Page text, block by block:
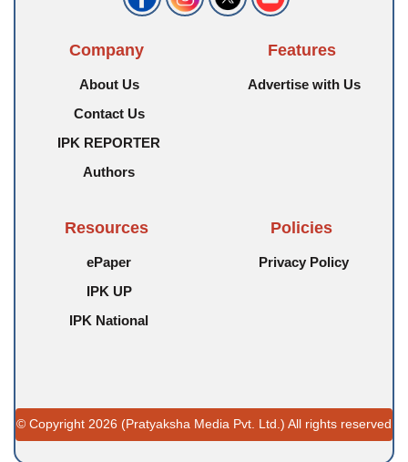
Company
About Us
Contact Us
IPK REPORTER
Authors
Features
Advertise with Us
Resources
ePaper
IPK UP
IPK National
Policies
Privacy Policy
© Copyright 2026 (Pratyaksha Media Pvt. Ltd.) All rights reserved